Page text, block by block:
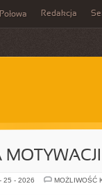
Połowa Redakcja
25 - 2026
MOŻLIWOŚĆ